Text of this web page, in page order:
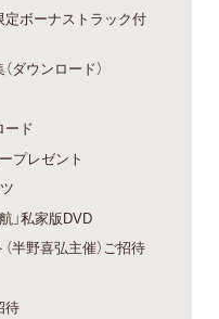
ボーナストラック付
ダウンロード）
ド
プレゼント
」私家版DVD
半野喜弘主催）ご招待
待